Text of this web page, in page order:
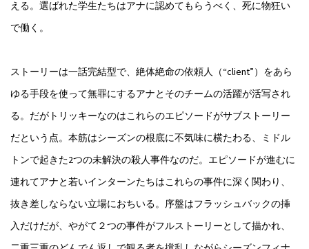
える。選ばれた学生たちはアナに認めてもらうべく、死に物狂い
で働く。
ストーリーは一話完結型で、絶体絶命の依頼人（“client”）をあら
ゆる手段を使って無罪にするアナとそのチームの活躍が活写され
る。だがトリッキーなのはこれらのエピソードがサブストーリー
だという点。本筋はシーズンの根底に不気味に横たわる、ミドル
トンで起きた2つの未解決の殺人事件なのだ。エピソードが進むに
連れてアナと若いインターンたちはこれらの事件に深く関わり、
抜き差しならない立場におちいる。序盤はフラッシュバックの挿
入だけだが、やがて２つの事件がフルストーリーとして描かれ、